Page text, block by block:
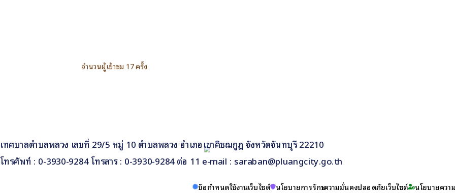
จำนวนผู้เข้าชม 17 ครั้ง
เทศบาลตำบลพลวง เลขที่ 29/5 หมู่ 10 ตำบลพลวง อำเภอเขาคิชฌกูฏ จังหวัดจันทบุรี 22210
โทรศัพท์ : 0-3930-9284 โทรสาร : 0-3930-9284 ต่อ 11 e-mail : saraban@pluangcity.go.th
ข้อกำหนดใช้งานเว็บไซต์ นโยบายการรักษาความมั่นคงปลอดภัยเว็บไซต์ นโยบายควา